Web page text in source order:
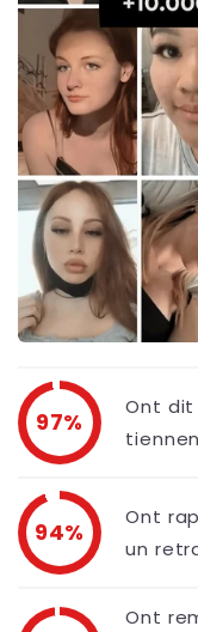
97%
Ont dit
94%
Ont
un
Ont